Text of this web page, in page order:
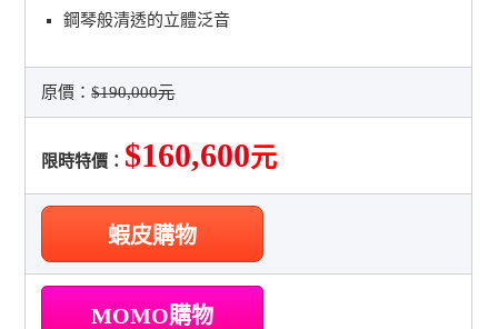
鋼琴般清透的立體泛音
原價：$190,000元
限時特價： $160,600元
蝦皮購物
MOMO購物